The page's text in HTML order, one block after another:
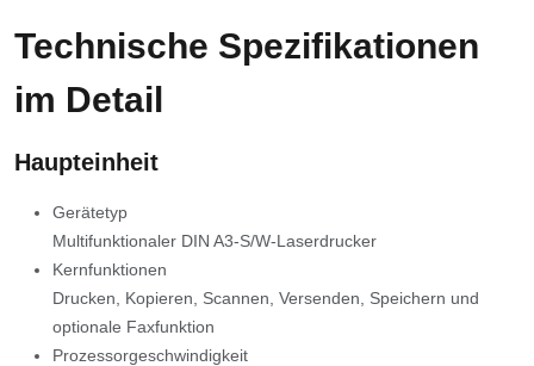
Technische Spezifikationen
im Detail
Haupteinheit
Gerätetyp
Multifunktionaler DIN A3-S/W-Laserdrucker
Kernfunktionen
Drucken, Kopieren, Scannen, Versenden, Speichern und
optionale Faxfunktion
Prozessorgeschwindigkeit